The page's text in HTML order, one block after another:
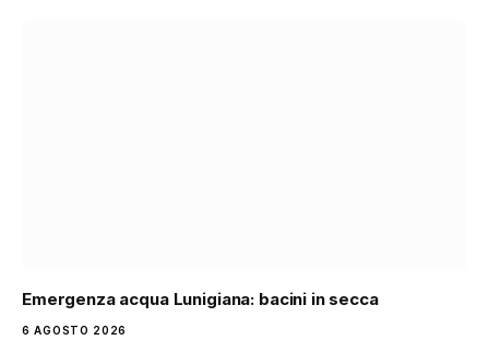
Emergenza acqua Lunigiana: bacini in secca
6 AGOSTO 2026